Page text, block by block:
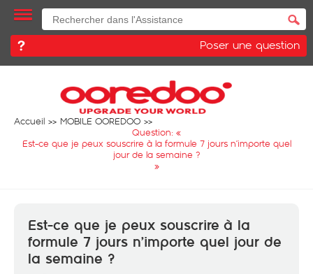
Poser une question
Accueil
MOBILE OOREDOO
Question: «
Est-ce que je peux souscrire à la formule 7 jours n’importe quel
jour de la semaine ?
»
Est-ce que je peux souscrire à la
formule 7 jours n’importe quel jour de
la semaine ?